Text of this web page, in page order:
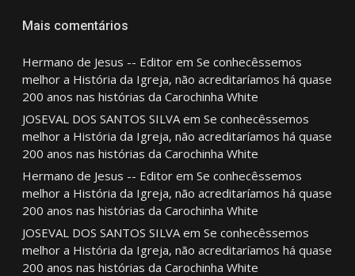
Mais comentários
Hermano de Jesus -- Editorem Se conhecêssemos
melhor a História da Igreja, não acreditaríamos há quase
200 anos nas histórias da Carochinha White
JOSEVAL DOS SANTOS SILVAem Se conhecêssemos
melhor a História da Igreja, não acreditaríamos há quase
200 anos nas histórias da Carochinha White
Hermano de Jesus -- Editorem Se conhecêssemos
melhor a História da Igreja, não acreditaríamos há quase
200 anos nas histórias da Carochinha White
JOSEVAL DOS SANTOS SILVAem Se conhecêssemos
melhor a História da Igreja, não acreditaríamos há quase
200 anos nas histórias da Carochinha White